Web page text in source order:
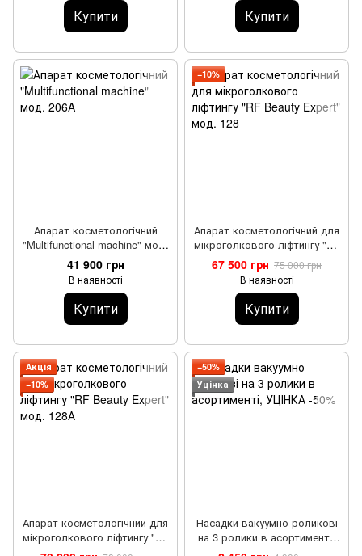
Купити Купити
Апарат косметологічний
"Multifunctional machine" мод.
206A
41 900 грн
В наявності
Купити
−10%
Апарат косметологічний для
мікроголкового ліфтингу "RF
Beauty Expert" мод. 128
67 500 грн 75 000 грн
В наявності
Купити
Акція
−10%
Апарат косметологічний для
мікроголкового ліфтингу "RF
Beauty Expert" мод. 128А
−50%
Уцінка
Насадки вакуумно-роликові
на 3 ролики в асортименті,
УЦІНКА -50%